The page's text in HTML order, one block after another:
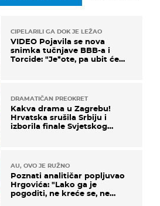
CIPELARILI GA DOK JE LEŽAO
VIDEO Pojavila se nova
snimka tučnjave BBB-a i
Torcide: "Je*ote, pa ubit će
DRAMATIČAN PREOKRET
Kakva drama u Zagrebu!
Hrvatska srušila Srbiju i
izborila finale Svjetskog
AU, OVO JE RUŽNO
Poznati analitičar popljuvao
Hrgovića: "Lako ga je
pogoditi, ne kreće se, ne